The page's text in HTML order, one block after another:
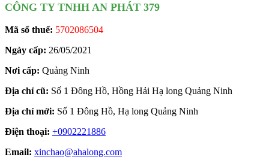
CÔNG TY TNHH AN PHÁT 379
Mã số thuế: 5702086504
Ngày cấp: 26/05/2021
Nơi cấp: Quảng Ninh
Địa chỉ cũ: Số 1 Đông Hồ, Hồng Hải Hạ long Quảng Ninh
Địa chỉ mới: Số 1 Đông Hồ, Hạ long Quảng Ninh
Điện thoại: +0902221886
Email: xinchao@ahalong.com